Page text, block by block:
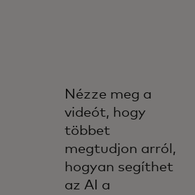
Nézze meg a
videót, hogy
többet
megtudjon arról,
hogyan segíthet
az AI a